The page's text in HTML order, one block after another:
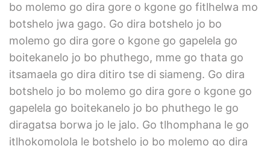
bo molemo go dira gore o kgone go fitlhelwa mo
botshelo jwa gago. Go dira botshelo jo bo
molemo go dira gore o kgone go gapelela go
boitekanelo jo bo phuthego, mme go thata go
itsamaela go dira ditiro tse di siameng. Go dira
botshelo jo bo molemo go dira gore o kgone go
gapelela go boitekanelo jo bo phuthego le go
diragatsa borwa jo le jalo. Go tlhomphana le go
itlhokomolola le botshelo jo bo molemo go dira